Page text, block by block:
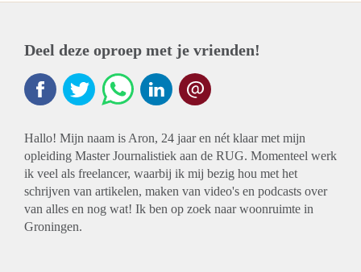
Deel deze oproep met je vrienden!
Hallo! Mijn naam is Aron, 24 jaar en nét klaar met mijn
opleiding Master Journalistiek aan de RUG. Momenteel werk
ik veel als freelancer, waarbij ik mij bezig hou met het
schrijven van artikelen, maken van video's en podcasts over
van alles en nog wat! Ik ben op zoek naar woonruimte in
Groningen.